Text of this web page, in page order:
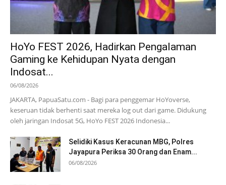
HoYo FEST 2026, Hadirkan Pengalaman
Gaming ke Kehidupan Nyata dengan
Indosat...
06/08/2026
JAKARTA, PapuaSatu.com - Bagi para penggemar HoYoverse,
keseruan tidak berhenti saat mereka log out dari game. Didukung
oleh jaringan Indosat 5G, HoYo FEST 2026 Indonesia...
Selidiki Kasus Keracunan MBG, Polres
Jayapura Periksa 30 Orang dan Enam...
06/08/2026